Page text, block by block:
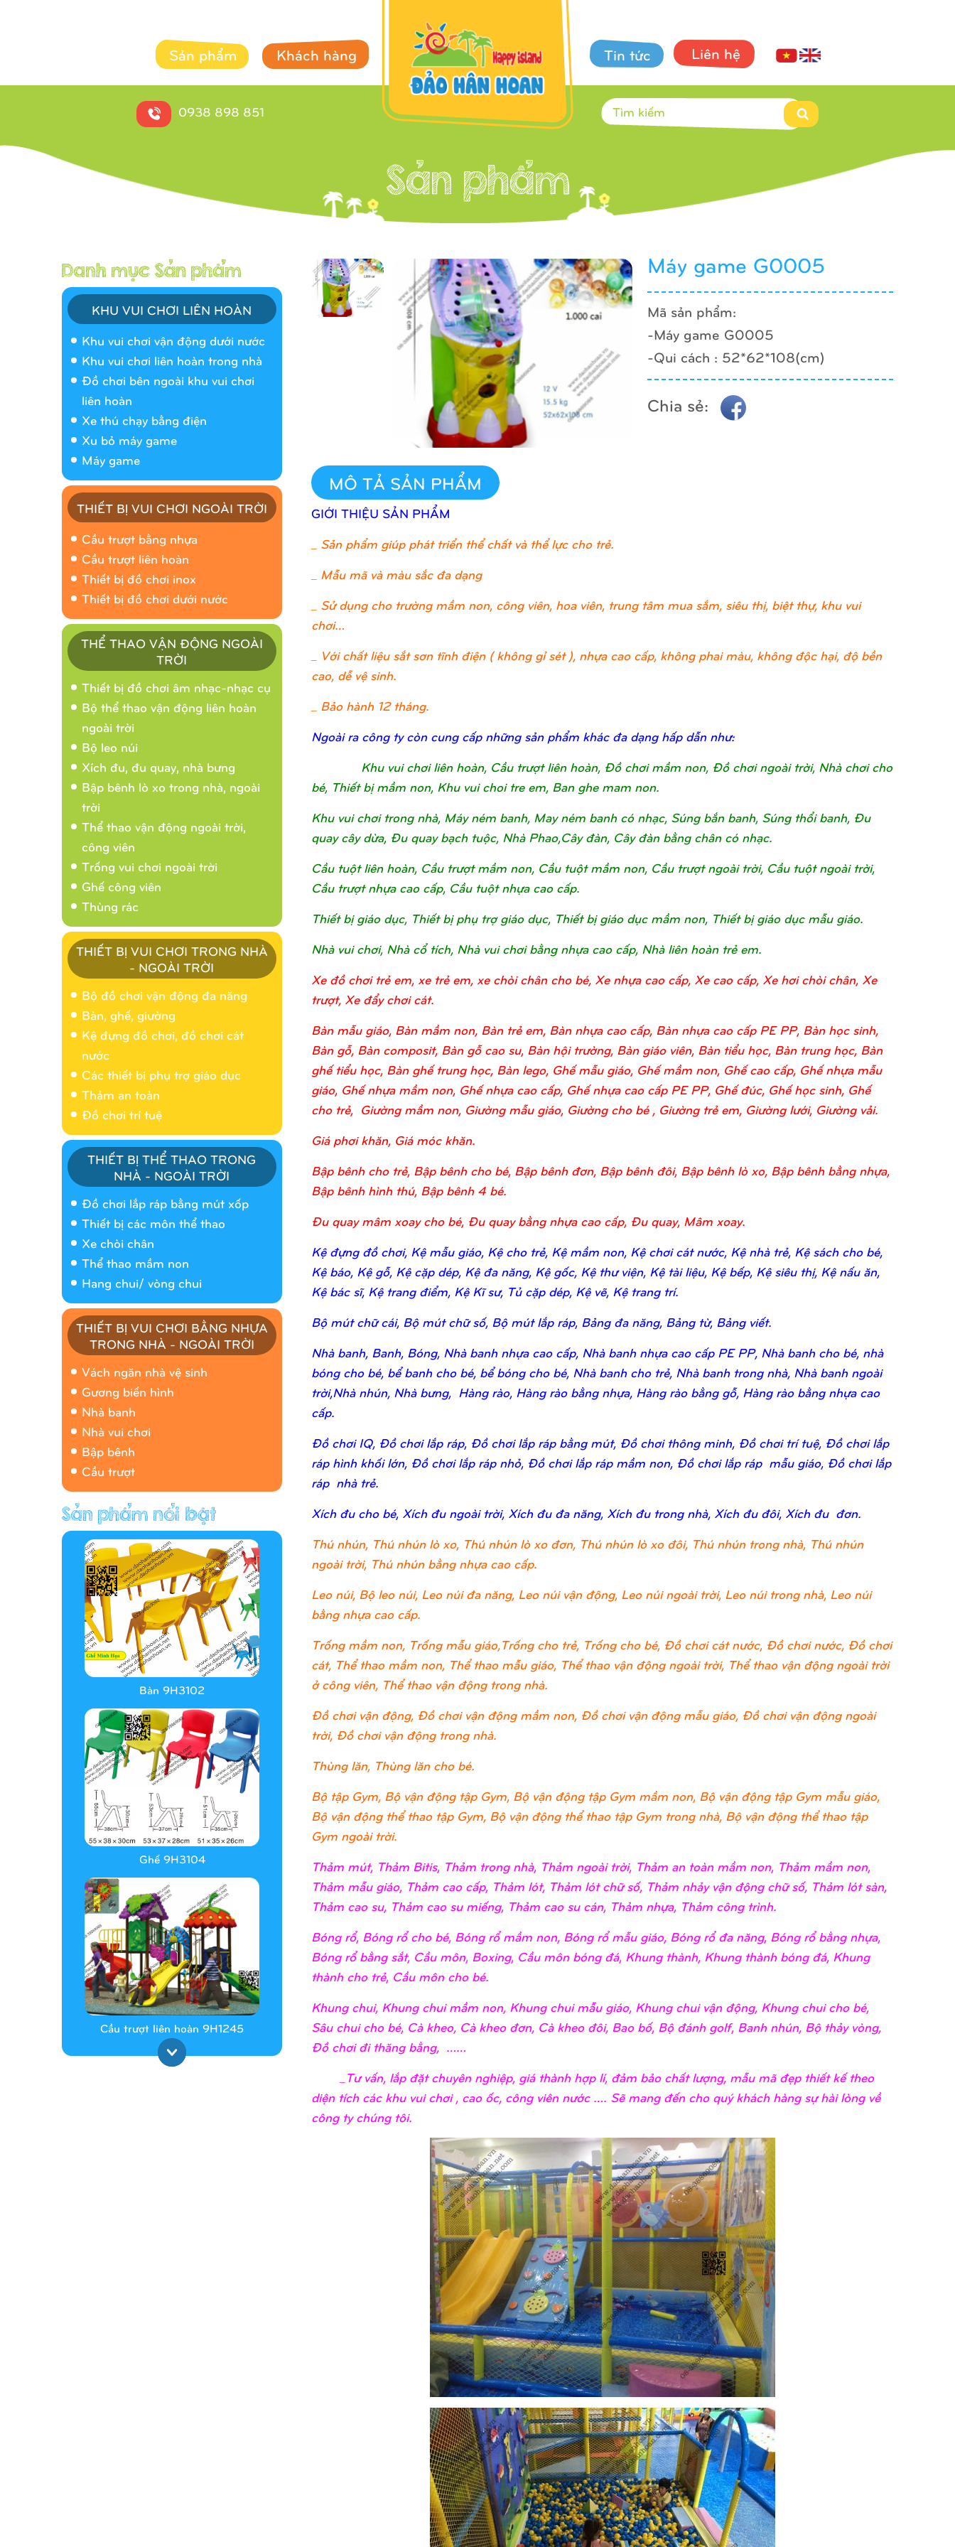
Sản phẩm Khách hàng Tin tức Liên hệ
0938 898 851
KHU VUI CHƠI LIÊN HOÀN
Khu vui chơi vận động dưới nước
Khu vui chơi liên hoàn trong nhà
Đồ chơi bên ngoài khu vui chơi
liên hoàn
Xe thú chạy bằng điện
Xu bỏ máy game
Máy game
THIẾT BỊ VUI CHƠI NGOÀI TRỜI
Cầu trượt bằng nhựa
Cầu trượt liên hoàn
Thiết bị đồ chơi inox
Thiết bị đồ chơi dưới nước
THỂ THAO VẬN ĐỘNG NGOÀI
TRỜI
Thiết bị đồ chơi âm nhạc-nhạc cụ
Bộ thể thao vận động liên hoàn
ngoài trời
Bộ leo núi
Xích đu, đu quay, nhà bưng
Bập bênh lò xo trong nhà, ngoài
trời
Thể thao vận động ngoài trời,
công viên
Trống vui chơi ngoài trời
Ghế công viên
Thùng rác
THIẾT BỊ VUI CHƠI TRONG NHÀ
- NGOÀI TRỜI
Bộ đồ chơi vận động đa năng
Bàn, ghế, giường
Kệ đựng đồ chơi, đồ chơi cát
nước
Các thiết bị phụ trợ giáo dục
Thảm an toàn
Đồ chơi trí tuệ
THIẾT BỊ THỂ THAO TRONG
NHÀ - NGOÀI TRỜI
Đồ chơi lắp ráp bằng mút xốp
Thiết bị các môn thể thao
Xe chòi chân
Thể thao mầm non
Hang chui/ vòng chui
THIẾT BỊ VUI CHƠI BẰNG NHỰA
TRONG NHÀ - NGOÀI TRỜI
Vách ngăn nhà vệ sinh
Gương biến hình
Nhà banh
Nhà vui chơi
Bập bênh
Cầu trượt
Nhà banh 9H5404
Nhà banh 9H5408
Hàng rào/nhà banh 9H5412
Bàn 9H3102
Ghế 9H3104
Cầu trượt liên hoàn 9H1245
Máy game G0005
Mã sản phẩm:
-Máy game G0005
-Qui cách : 52*62*108(cm)
Chia sẻ:
MÔ TẢ SẢN PHẨM
GIỚI THIỆU SẢN PHẨM
Sản phẩm giúp phát triển thể chất và thể lực cho trẻ.
_ Mẫu mã và màu sắc đa dạng
_ Sử dụng cho trường mầm non, công viên, hoa viên, trung tâm mua sắm, siêu thị, biệt thự, khu vui
chơi…
_ Với chất liệu sắt sơn tĩnh điện ( không gỉ sét ), nhựa cao cấp, không phai màu, không độc hại, độ bền
cao, dễ vệ sinh.
_ Bảo hành 12 tháng.
Ngoài ra công ty còn cung cấp những sản phẩm khác đa dạng hấp dẫn như:
Khu vui chơi liên hoàn, Cầu trượt liên hoàn, Đồ chơi mầm non, Đồ chơi ngoài trời, Nhà chơi cho
bé, Thiết bị mầm non, Khu vui choi tre em, Ban ghe mam non.
Khu vui chơi trong nhà, Máy ném banh, May ném banh có nhạc, Súng bắn banh, Súng thổi banh, Đu
quay cây dừa, Đu quay bạch tuộc, Nhà Phao,Cây đàn, Cây đàn bằng chân có nhạc.
Cầu tuột liên hoàn, Cầu trượt mầm non, Cầu tuột mầm non, Cầu trượt ngoài trời, Cầu tuột ngoài trời,
Cầu trượt nhựa cao cấp, Cầu tuột nhựa cao cấp.
Thiết bị giáo dục, Thiết bị phụ trợ giáo dục, Thiết bị giáo dục mầm non, Thiết bị giáo dục mẫu giáo.
Nhà vui chơi, Nhà cổ tích, Nhà vui chơi bằng nhựa cao cấp, Nhà liên hoàn trẻ em.
Xe đồ chơi trẻ em, xe trẻ em, xe chòi chân cho bé, Xe nhựa cao cấp, Xe cao cấp, Xe hơi chòi chân, Xe
trượt, Xe đẩy chơi cát.
Bàn mẫu giáo, Bàn mầm non, Bàn trẻ em, Bàn nhựa cao cấp, Bàn nhựa cao cấp PE PP, Bàn học sinh,
Bàn gỗ, Bàn composit, Bàn gỗ cao su, Bàn hội trường, Bàn giáo viên, Bàn tiểu học, Bàn trung học, Bàn
ghế tiểu học, Bàn ghế trung học, Bàn lego, Ghế mẫu giáo, Ghế mầm non, Ghế cao cấp, Ghế nhựa mẫu
giáo, Ghế nhựa mầm non, Ghế nhựa cao cấp, Ghế nhựa cao cấp PE PP, Ghế đúc, Ghế học sinh, Ghế
cho trẻ, Giường mầm non, Giường mẫu giáo, Giường cho bé , Giường trẻ em, Giường lưới, Giường vải.
Giá phơi khăn, Giá móc khăn.
Bập bênh cho trẻ, Bập bênh cho bé, Bập bênh đơn, Bập bênh đôi, Bập bênh lò xo, Bập bênh bằng nhựa,
Bập bênh hình thú, Bập bênh 4 bé.
Đu quay mâm xoay cho bé, Đu quay bằng nhựa cao cấp, Đu quay, Mâm xoay.
Kệ đựng đồ chơi, Kệ mẫu giáo, Kệ cho trẻ, Kệ mầm non, Kệ chơi cát nước, Kệ nhà trẻ, Kệ sách cho bé,
Kệ báo, Kệ gỗ, Kệ cặp dép, Kệ đa năng, Kệ gốc, Kệ thư viện, Kệ tài liệu, Kệ bếp, Kệ siêu thị, Kệ nấu ăn,
Kệ bác sĩ, Kệ trang điểm, Kệ Kĩ sư, Tủ cặp dép, Kệ vẽ, Kệ trang trí.
Bộ mút chữ cái, Bộ mút chữ số, Bộ mút lắp ráp, Bảng đa năng, Bảng từ, Bảng viết.
Nhà banh, Banh, Bóng, Nhà banh nhựa cao cấp, Nhà banh nhựa cao cấp PE PP, Nhà banh cho bé, nhà
bóng cho bé, bể banh cho bé, bể bóng cho bé, Nhà banh cho trẻ, Nhà banh trong nhà, Nhà banh ngoài
trời,Nhà nhún, Nhà bưng, Hàng rào, Hàng rào bằng nhựa, Hàng rào bằng gỗ, Hàng rào bằng nhựa cao
cấp.
Đồ chơi IQ, Đồ chơi lắp ráp, Đồ chơi lắp ráp bằng mút, Đồ chơi thông minh, Đồ chơi trí tuệ, Đồ chơi lắp
ráp hình khối lớn, Đồ chơi lắp ráp nhỏ, Đồ chơi lắp ráp mầm non, Đồ chơi lắp ráp mẫu giáo, Đồ chơi lắp
ráp nhà trẻ.
Xích đu cho bé, Xích đu ngoài trời, Xích đu đa năng, Xích đu trong nhà, Xích đu đôi, Xích đu đơn.
Thú nhún, Thú nhún lò xo, Thú nhún lò xo đơn, Thú nhún lò xo đôi, Thú nhún trong nhà, Thú nhún
ngoài trời, Thú nhún bằng nhựa cao cấp.
Leo núi, Bộ leo núi, Leo núi đa năng, Leo núi vận động, Leo núi ngoài trời, Leo núi trong nhà, Leo núi
bằng nhựa cao cấp.
Trống mầm non, Trống mẫu giáo,Trống cho trẻ, Trống cho bé, Đồ chơi cát nước, Đồ chơi nước, Đồ chơi
cát, Thể thao mầm non, Thể thao mẫu giáo, Thể thao vận động ngoài trời, Thể thao vận động ngoài trời
ở công viên, Thể thao vận động trong nhà.
Đồ chơi vận động, Đồ chơi vận động mầm non, Đồ chơi vận động mẫu giáo, Đồ chơi vận động ngoài
trời, Đồ chơi vận động trong nhà.
Thùng lăn, Thùng lăn cho bé.
Bộ tập Gym, Bộ vận động tập Gym, Bộ vận động tập Gym mầm non, Bộ vận động tập Gym mẫu giáo,
Bộ vận động thể thao tập Gym, Bộ vận động thể thao tập Gym trong nhà, Bộ vận động thể thao tập
Gym ngoài trời.
Thảm mút, Thảm Bitis, Thảm trong nhà, Thảm ngoài trời, Thảm an toàn mầm non, Thảm mầm non,
Thảm mẫu giáo, Thảm cao cấp, Thảm lót, Thảm lót chữ số, Thảm nhảy vận động chữ số, Thảm lót sàn,
Thảm cao su, Thảm cao su miếng, Thảm cao su cán, Thảm nhựa, Thảm công trình.
Bóng rổ, Bóng rổ cho bé, Bóng rổ mầm non, Bóng rổ mẫu giáo, Bóng rổ đa năng, Bóng rổ bằng nhựa,
Bóng rổ bằng sắt, Cầu môn, Boxing, Cầu môn bóng đá, Khung thành, Khung thành bóng đá, Khung
thành cho trẻ, Cầu môn cho bé.
Khung chui, Khung chui mầm non, Khung chui mẫu giáo, Khung chui vận động, Khung chui cho bé,
Sâu chui cho bé, Cà kheo, Cà kheo đơn, Cà kheo đôi, Bao bố, Bộ đánh golf, Banh nhún, Bộ thảy vòng,
Đồ chơi đi thăng bằng, ……
_Tư vấn, lắp đặt chuyên nghiệp, giá thành hợp lí, đảm bảo chất lượng, mẫu mã đẹp thiết kế theo
diện tích các khu vui chơi , cao ốc, công viên nước …. Sẽ mang đến cho quý khách hàng sự hài lòng về
công ty chúng tôi.